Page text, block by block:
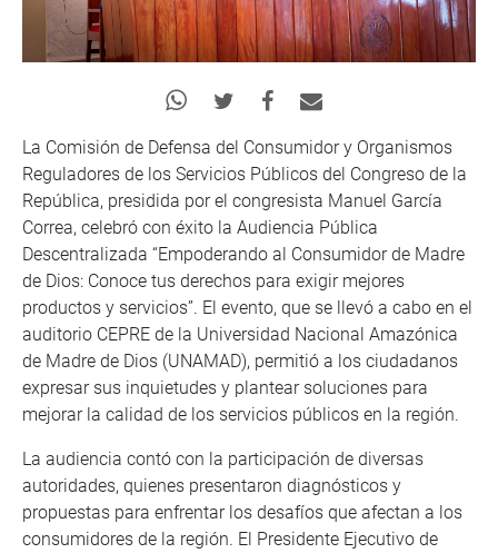
La Comisión de Defensa del Consumidor y Organismos
Reguladores de los Servicios Públicos del Congreso de la
República, presidida por el congresista Manuel García
Correa, celebró con éxito la Audiencia Pública
Descentralizada “Empoderando al Consumidor de Madre
de Dios: Conoce tus derechos para exigir mejores
productos y servicios”. El evento, que se llevó a cabo en el
auditorio CEPRE de la Universidad Nacional Amazónica
de Madre de Dios (UNAMAD), permitió a los ciudadanos
expresar sus inquietudes y plantear soluciones para
mejorar la calidad de los servicios públicos en la región.
La audiencia contó con la participación de diversas
autoridades, quienes presentaron diagnósticos y
propuestas para enfrentar los desafíos que afectan a los
consumidores de la región. El Presidente Ejecutivo de